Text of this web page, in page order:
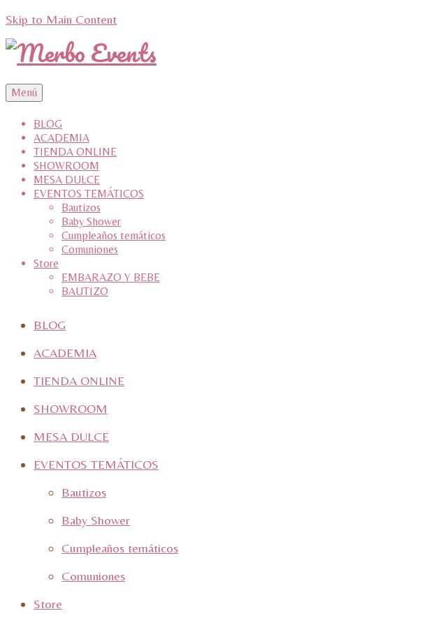
Skip to Main Content
Menú
BLOG
ACADEMIA
TIENDA ONLINE
SHOWROOM
MESA DULCE
EVENTOS TEMÁTICOS
Bautizos
Baby Shower
Cumpleaños temáticos
Comuniones
Store
EMBARAZO Y BEBE
BAUTIZO
BLOG
ACADEMIA
TIENDA ONLINE
SHOWROOM
MESA DULCE
EVENTOS TEMÁTICOS
Bautizos
Baby Shower
Cumpleaños temáticos
Comuniones
Store